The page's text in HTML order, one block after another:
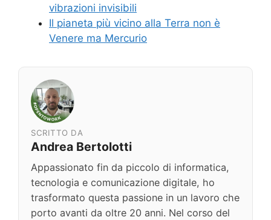
vibrazioni invisibili
Il pianeta più vicino alla Terra non è
Venere ma Mercurio
SCRITTO DA
Andrea Bertolotti
Appassionato fin da piccolo di informatica,
tecnologia e comunicazione digitale, ho
trasformato questa passione in un lavoro che
porto avanti da oltre 20 anni. Nel corso del